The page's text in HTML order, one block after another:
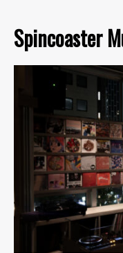
Spincoaster